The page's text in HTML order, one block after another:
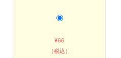
¥66
（税込）